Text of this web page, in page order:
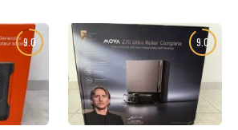
9.0 9.0